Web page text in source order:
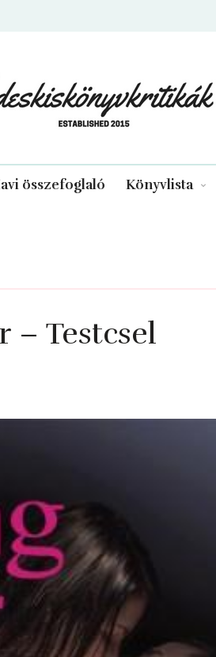
összefoglaló Könyvlista
– Testcsel